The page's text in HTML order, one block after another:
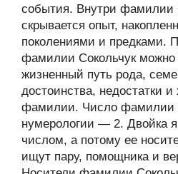
события. Внутри фамилии
скрывается опыт,
поколениями и предками.
фамилии Сокольчук можно
жизненный путь рода,
достоинства, недостатки и
фамилии. Число фамилии
нумерологии — 2. Двойка
числом, а потому ее
ищут пару, помощника и